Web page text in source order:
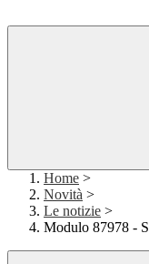
Home >
Novità >
Le notizie >
Modulo 87978 -